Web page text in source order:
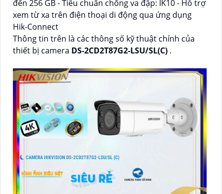
đến 256 GB - Tiêu chuẩn chống va đập: IK10 - Hỗ trợ
xem từ xa trên điện thoại di động qua ứng dụng
Hik-Connect
Thông tin trên là các thông số kỹ thuật chính của
thiết bị camera DS-2CD2T87G2-LSU/SL(C) .